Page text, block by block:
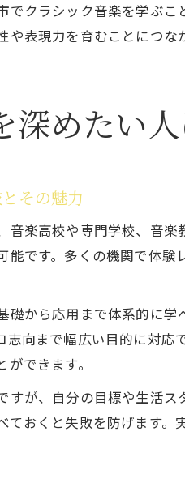
でクラシック音楽を学ぶ
表現力を育むことにつな
深めたい
その魅力
音楽高校や専門学校、音
能です。多くの機関で体
礎から応用まで体系的に
志向まで幅広い目的に対
できます。
が、自分の目標や生活
ておくと失敗を防げます